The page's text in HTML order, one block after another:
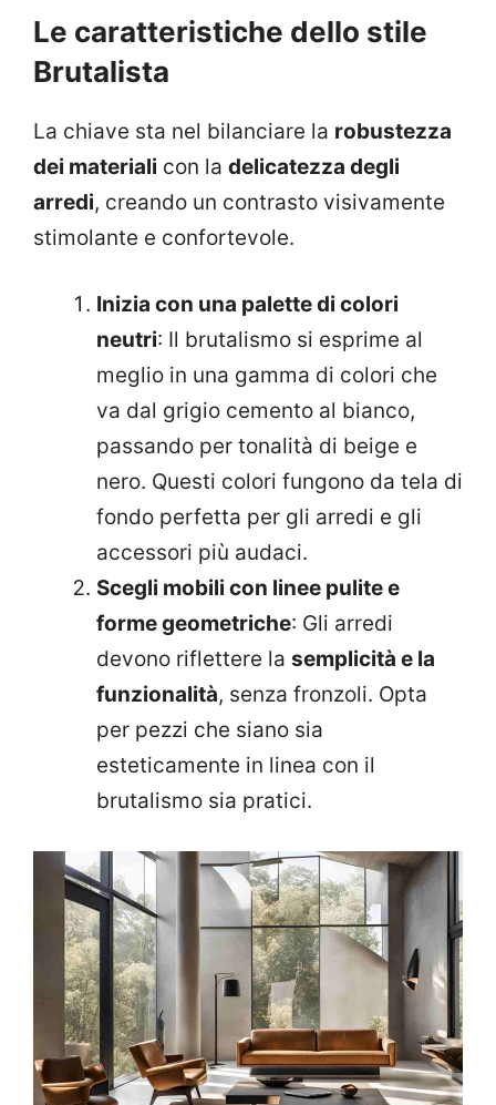
Le caratteristiche dello stile
Brutalista
La chiave sta nel bilanciare la robustezza
dei materiali con la delicatezza degli
arredi, creando un contrasto visivamente
stimolante e confortevole.
Inizia con una palette di colori
neutri: Il brutalismo si esprime al
meglio in una gamma di colori che
va dal grigio cemento al bianco,
passando per tonalità di beige e
nero. Questi colori fungono da tela di
fondo perfetta per gli arredi e gli
accessori più audaci.
Scegli mobili con linee pulite e
forme geometriche: Gli arredi
devono riflettere la semplicità e la
funzionalità, senza fronzoli. Opta
per pezzi che siano sia
esteticamente in linea con il
brutalismo sia pratici.